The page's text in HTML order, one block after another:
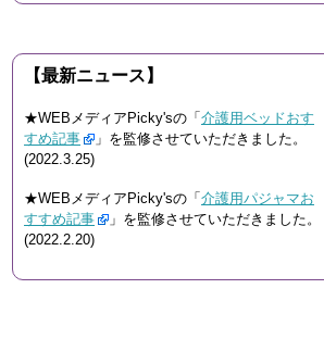
【最新ニュース】
★WEBメディアPicky'sの「 介護用ベッドおす
すめ記事
」を監修させていただきました。
(2022.3.25)
★WEBメディアPicky'sの「 介護用パジャマお
すすめ記事
」を監修させていただきました。
(2022.2.20)